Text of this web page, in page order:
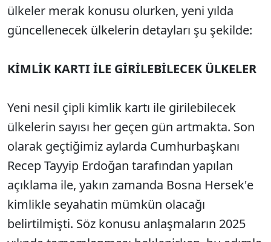
ülkeler merak konusu olurken, yeni yılda
güncellenecek ülkelerin detayları şu şekilde:
KİMLİK KARTI İLE GİRİLEBİLECEK ÜLKELER
Yeni nesil çipli kimlik kartı ile girilebilecek
ülkelerin sayısı her geçen gün artmakta. Son
olarak geçtiğimiz aylarda Cumhurbaşkanı
Recep Tayyip Erdoğan tarafından yapılan
açıklama ile, yakın zamanda Bosna Hersek'e
kimlikle seyahatin mümkün olacağı
belirtilmişti. Söz konusu anlaşmaların 2025